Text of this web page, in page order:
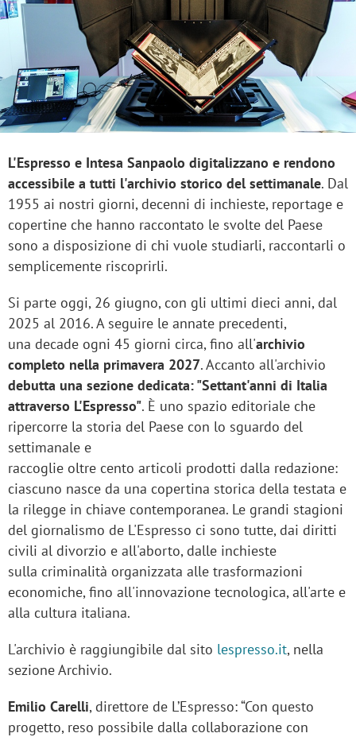
L'Espresso e Intesa Sanpaolo digitalizzano e rendono
accessibile a tutti l'archivio storico del settimanale. Dal
1955 ai nostri giorni, decenni di inchieste, reportage e
copertine che hanno raccontato le svolte del Paese
sono a disposizione di chi vuole studiarli, raccontarli o
semplicemente riscoprirli.
Si parte oggi, 26 giugno, con gli ultimi dieci anni, dal
2025 al 2016. A seguire le annate precedenti,
una decade ogni 45 giorni circa, fino all'archivio
completo nella primavera 2027. Accanto all'archivio
debutta una sezione dedicata: "Settant'anni di Italia
attraverso L'Espresso". È uno spazio editoriale che
ripercorre la storia del Paese con lo sguardo del
settimanale e
raccoglie oltre cento articoli prodotti dalla redazione:
ciascuno nasce da una copertina storica della testata e
la rilegge in chiave contemporanea. Le grandi stagioni
del giornalismo de L'Espresso ci sono tutte, dai diritti
civili al divorzio e all'aborto, dalle inchieste
sulla criminalità organizzata alle trasformazioni
economiche, fino all'innovazione tecnologica, all'arte e
alla cultura italiana.
L'archivio è raggiungibile dal sito lespresso.it, nella
sezione Archivio.
Emilio Carelli, direttore de L’Espresso: “Con questo
progetto, reso possibile dalla collaborazione con